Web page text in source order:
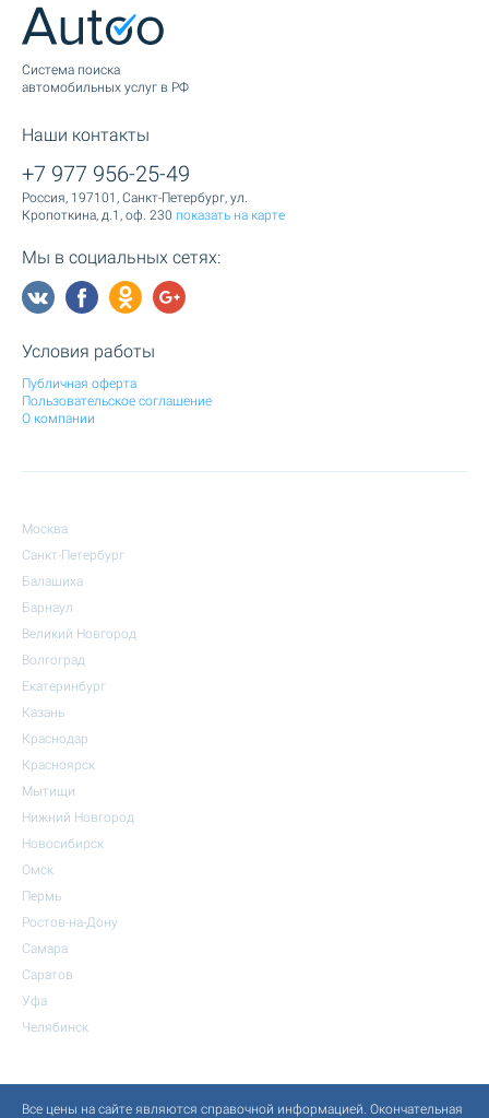
Cистема поиска
автомобильных услуг в РФ
Наши контакты
+7 977 956-25-49
Россия, 197101, Санкт-Петербург, ул.
Кропоткина, д.1, оф. 230 показать на карте
Мы в социальных сетях:
Условия работы
Публичная оферта
Пользовательское соглашение
О компании
Москва
Санкт-Петербург
Балашиха
Барнаул
Великий Новгород
Волгоград
Екатеринбург
Казань
Краснодар
Красноярск
Мытищи
Нижний Новгород
Новосибирск
Омск
Пермь
Ростов-на-Дону
Самара
Саратов
Уфа
Челябинск
Все цены на сайте являются справочной информацией. Окончательная